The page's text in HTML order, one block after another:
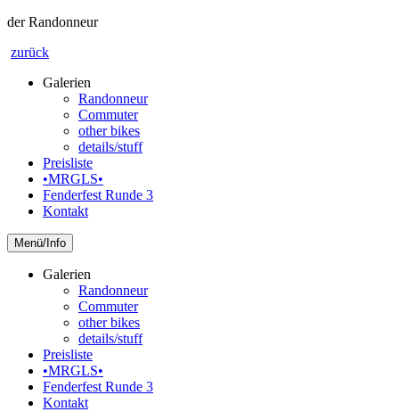
der Randonneur
zurück
Galerien
Randonneur
Commuter
other bikes
details/stuff
Preisliste
•MRGLS•
Fenderfest Runde 3
Kontakt
Info
Galerien
Randonneur
Commuter
other bikes
details/stuff
Preisliste
•MRGLS•
Fenderfest Runde 3
Kontakt